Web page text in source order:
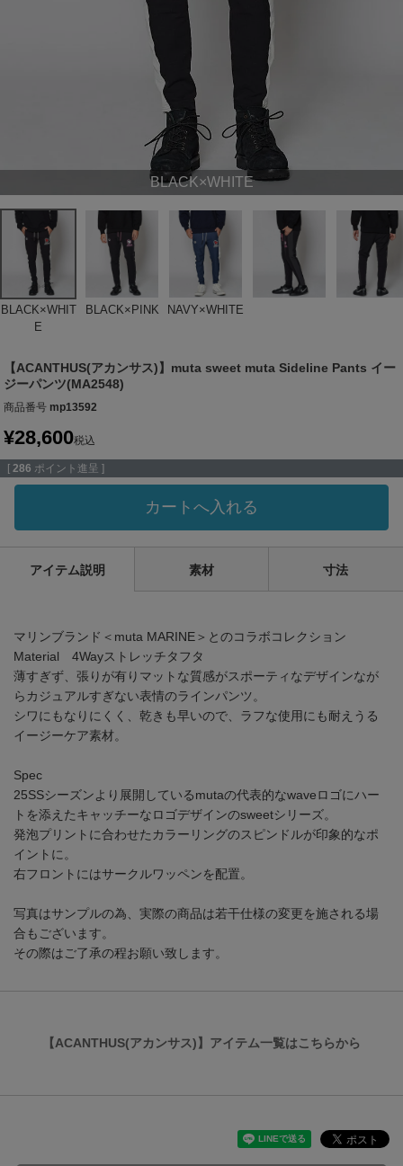
BLACK×WHITE
BLACK×WHIT
E
BLACK×PINK NAVY×WHITE
【ACANTHUS(アカンサス)】muta sweet muta Sideline Pants イー
ジーパンツ(MA2548)
商品番号 mp13592
¥28,600税込
[ 286 ポイント進呈 ]
カートへ入れる
アイテム説明 素材 寸法
マリンブランド＜muta MARINE＞とのコラボコレクション
Material 4Wayストレッチタフタ
薄すぎず、張りが有りマットな質感がスポーティなデザインなが
らカジュアルすぎない表情のラインパンツ。
シワにもなりにくく、乾きも早いので、ラフな使用にも耐えうる
イージーケア素材。
Spec
25SSシーズンより展開しているmutaの代表的なwaveロゴにハー
トを添えたキャッチーなロゴデザインのsweetシリーズ。
発泡プリントに合わせたカラーリングのスピンドルが印象的なポ
イントに。
右フロントにはサークルワッペンを配置。
写真はサンプルの為、実際の商品は若干仕様の変更を施される場
合もございます。
その際はご了承の程お願い致します。
【ACANTHUS(アカンサス)】アイテム一覧はこちらから